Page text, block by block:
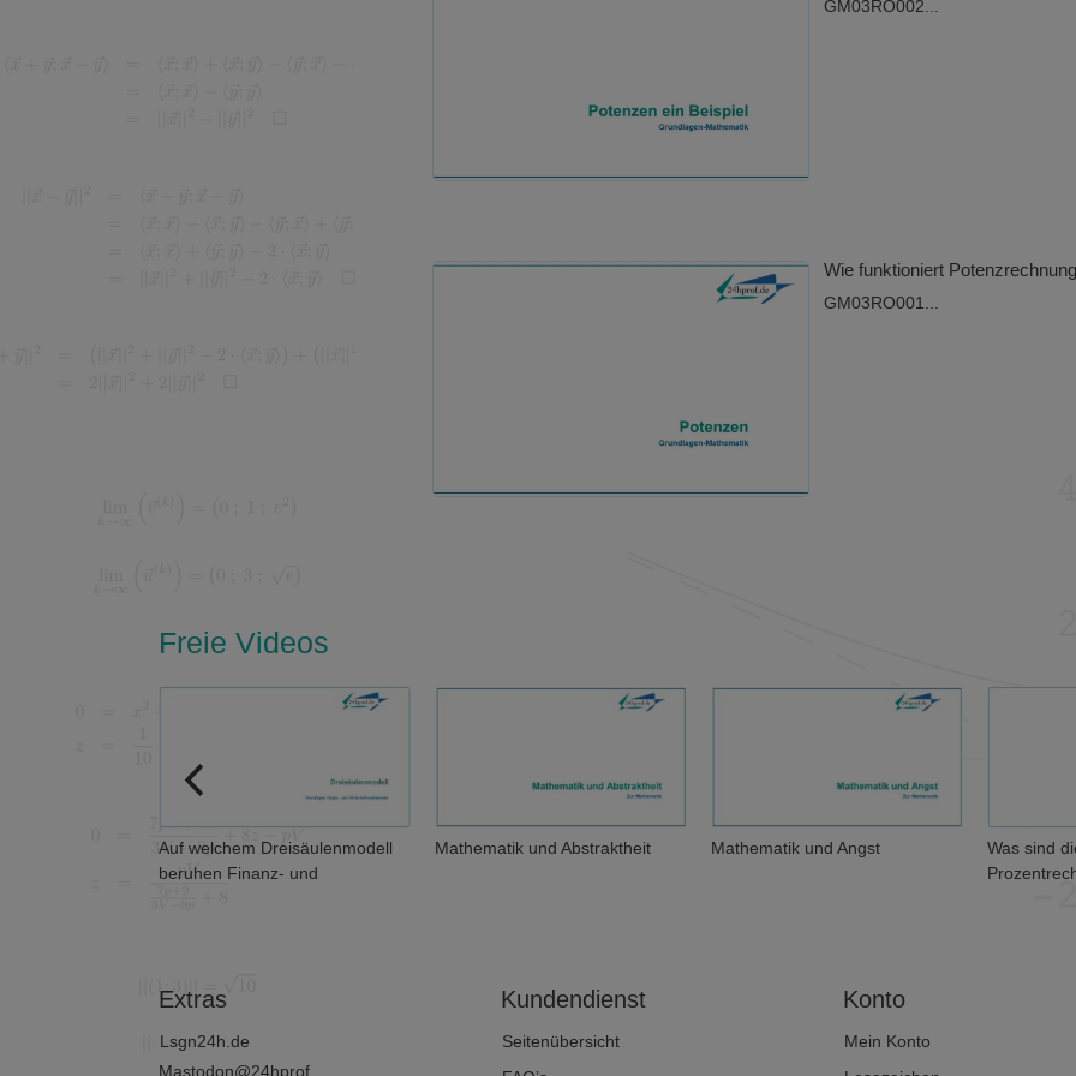
GM03RO002...
Wie funktioniert
GM03RO001...
Freie Videos
welchem Dreisäulenmodell
Mathematik und Abstraktheit Mathematik und Angst
Was sind die Grundlagen der
Extras
Lsgn24h.de
Mastodon@24hprof
Kundendienst
Seitenübersicht
Konto
Mein Konto